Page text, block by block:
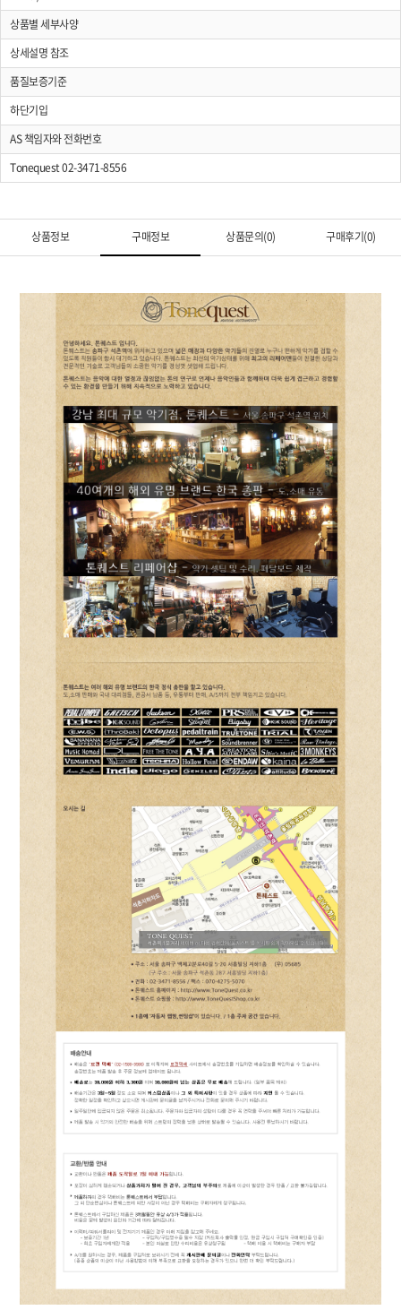
상품별 세부사양
상세설명 참조
품질보증기준
하단기입
AS 책임자와 전화번호
Tonequest 02-3471-8556
상품정보 구매정보 상품문의(0) 구매후기(0)